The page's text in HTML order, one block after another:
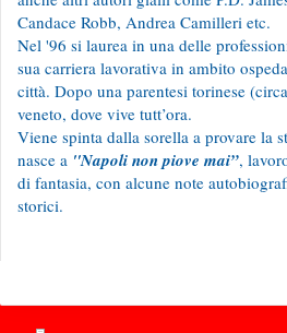
Candace Robb, Andrea Camilleri etc.
Nel '96 si laurea in una delle
sua carriera lavorativa in ambito
città. Dopo una parentesi torinese
veneto, dove vive tutt’ora.
Viene spinta dalla sorella a provare la
nasce a "Napoli non piove mai”,
di fantasia, con alcune note
storici.